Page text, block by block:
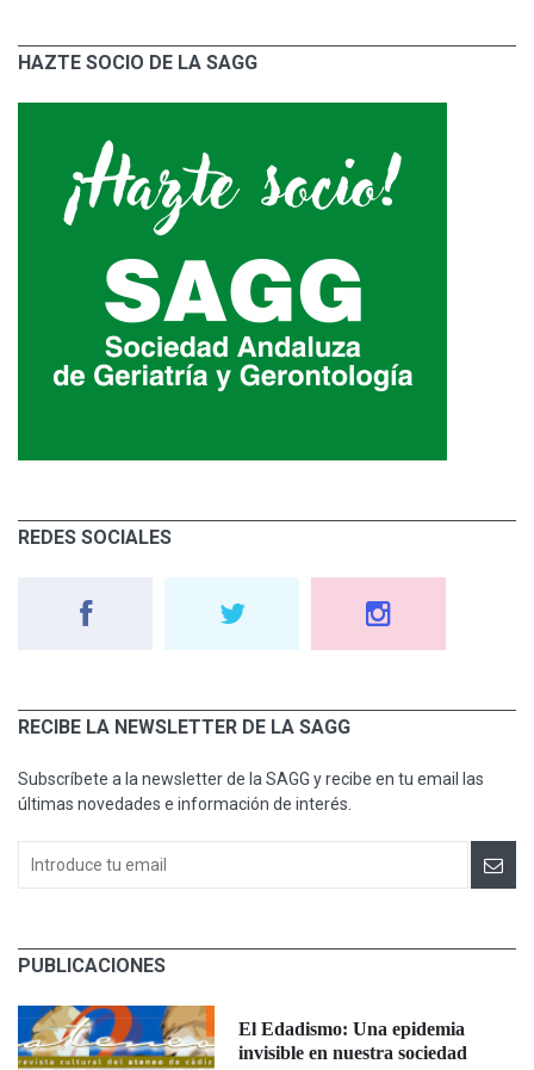
HAZTE SOCIO DE LA SAGG
REDES SOCIALES
RECIBE LA NEWSLETTER DE LA SAGG
Subscríbete a la newsletter de la SAGG y recibe en tu email las
últimas novedades e información de interés.
PUBLICACIONES
El Edadismo: Una epidemia
invisible en nuestra sociedad